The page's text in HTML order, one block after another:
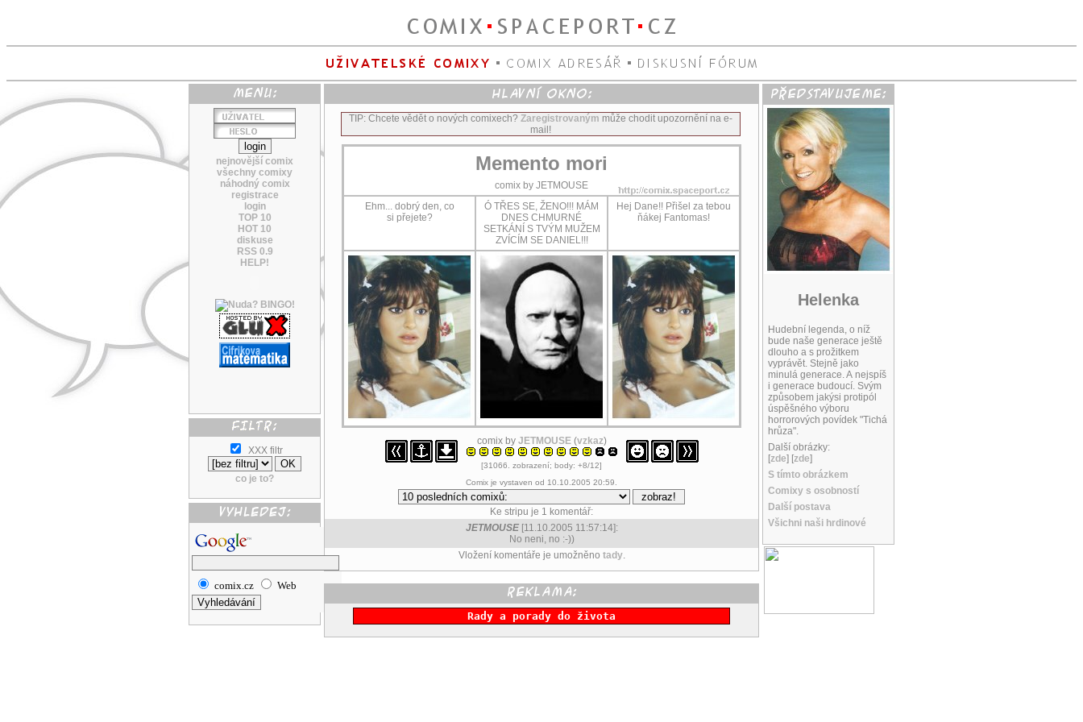
nejnovější comix
všechny comixy
náhodný comix
registrace
login
TOP 10
HOT 10
diskuse
RSS 0.9
HELP!
XXX filtr
co je to?
comix.cz Web
TIP: Chcete vědět o nových comixech? Zaregistrovaným může chodit upozornění na e-
mail!
Memento mori
comix by JETMOUSE
Ehm... dobrý den, co
si přejete?
Ó TŘES SE, ŽENO!!! MÁM
DNES CHMURNÉ
SETKÁNÍ S TVÝM MUŽEM
ZVÍCÍM SE DANIEL!!!
Hej Dane!! Přišel za tebou
ňákej Fantomas!
comix by JETMOUSE(vzkaz)
[31066. zobrazení; body: +8/12]
Comix je vystaven od 10.10.2005 20:59.
Ke stripu je 1 komentář:
JETMOUSE[11.10.2005 11:57:14]:
No neni, no :-))
Vložení komentáře je umožněno tady.
Rady a porady do života
Helenka
Hudební legenda, o níž
bude naše generace ještě
dlouho a s prožitkem
vyprávět. Stejně jako
minulá generace. A nejspíš
i generace budoucí. Svým
způsobem jakýsi protipól
úspěšného výboru
horrorových povídek "Tichá
hrůza".
Další obrázky:
[zde] [zde]
S tímto obrázkem
Comixy s osobností
Další postava
Všichni naši hrdinové